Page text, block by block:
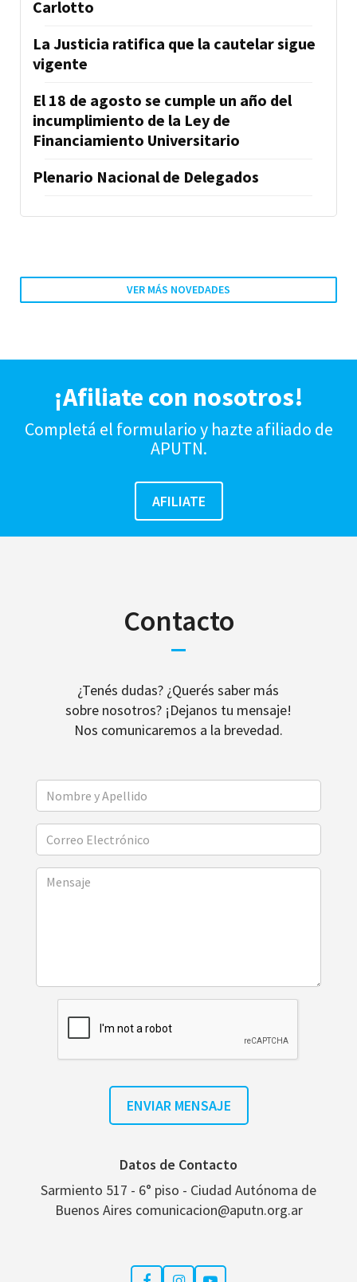
Carlotto
La Justicia ratifica que la cautelar sigue
vigente
El 18 de agosto se cumple un año del
incumplimiento de la Ley de
Financiamiento Universitario
Plenario Nacional de Delegados
VER MÁS NOVEDADES
¡Afiliate con nosotros!
Completá el formulario y hazte afiliado de
APUTN.
Contacto
¿Tenés dudas? ¿Querés saber más
sobre nosotros? ¡Dejanos tu mensaje!
Nos comunicaremos a la brevedad.
Datos de Contacto
Sarmiento 517 - 6° piso - Ciudad Autónoma de
Buenos Aires comunicacion@aputn.org.ar